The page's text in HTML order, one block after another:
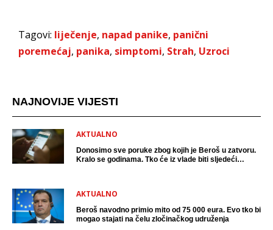
Tagovi: liječenje, napad panike, panični
poremećaj, panika, simptomi, Strah, Uzroci
NAJNOVIJE VIJESTI
AKTUALNO
Donosimo sve poruke zbog kojih je Beroš u zatvoru.
Kralo se godinama. Tko će iz vlade biti sljedeći
AKTUALNO
Beroš navodno primio mito od 75 000 eura. Evo tko bi
mogao stajati na čelu zločinačkog udruženja